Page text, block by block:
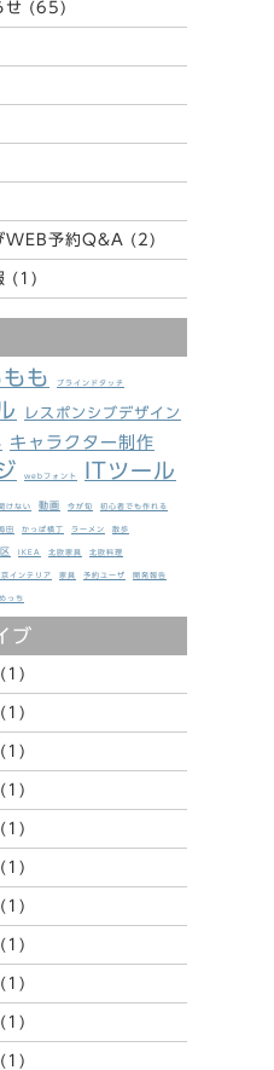
せ (65)
WEB予約Q&A (2)
(1)
も ブラインドタッチ
レスポンシブデザイン
キャラクター制作
webフォント ITツール
けない 動画 今が旬 初心者でも作れる
田 かっぱ横丁 ラーメン 散歩
IKEA 北欧家具 北欧料理
京インテリア 家具 予約ユーザ 開発報告
っち
ブ